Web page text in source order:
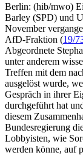
Berlin: (hib/mwo)
Barley (SPD) und
November
AfD-Fraktion (19/
Abgeordnete
unter anderem
Treffen mit dem
ausgelöst wurde,
Gespräch in ihrer
durchgeführt hat
diesem
Bundesregierung
Lobbyisten, wie
werden könne, auf